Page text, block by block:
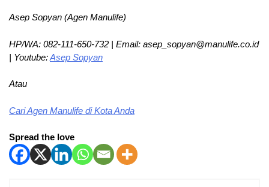
Asep Sopyan (Agen Manulife)
HP/WA: 082-111-650-732 | Email: asep_sopyan@manulife.co.id
| Youtube:Asep Sopyan
Atau
Cari Agen Manulife di Kota Anda
Spread the love